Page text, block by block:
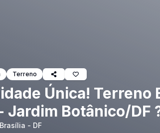
Terreno
Única! Terreno
Jardim Botânico/DF
- DF